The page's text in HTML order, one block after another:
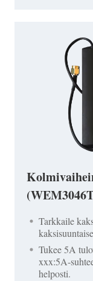
Tarkkaile
Tukee 5A
xxx:5A-
helposti.